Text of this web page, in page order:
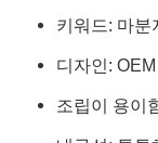
키워드: 마분
디자인:
조립이 용이